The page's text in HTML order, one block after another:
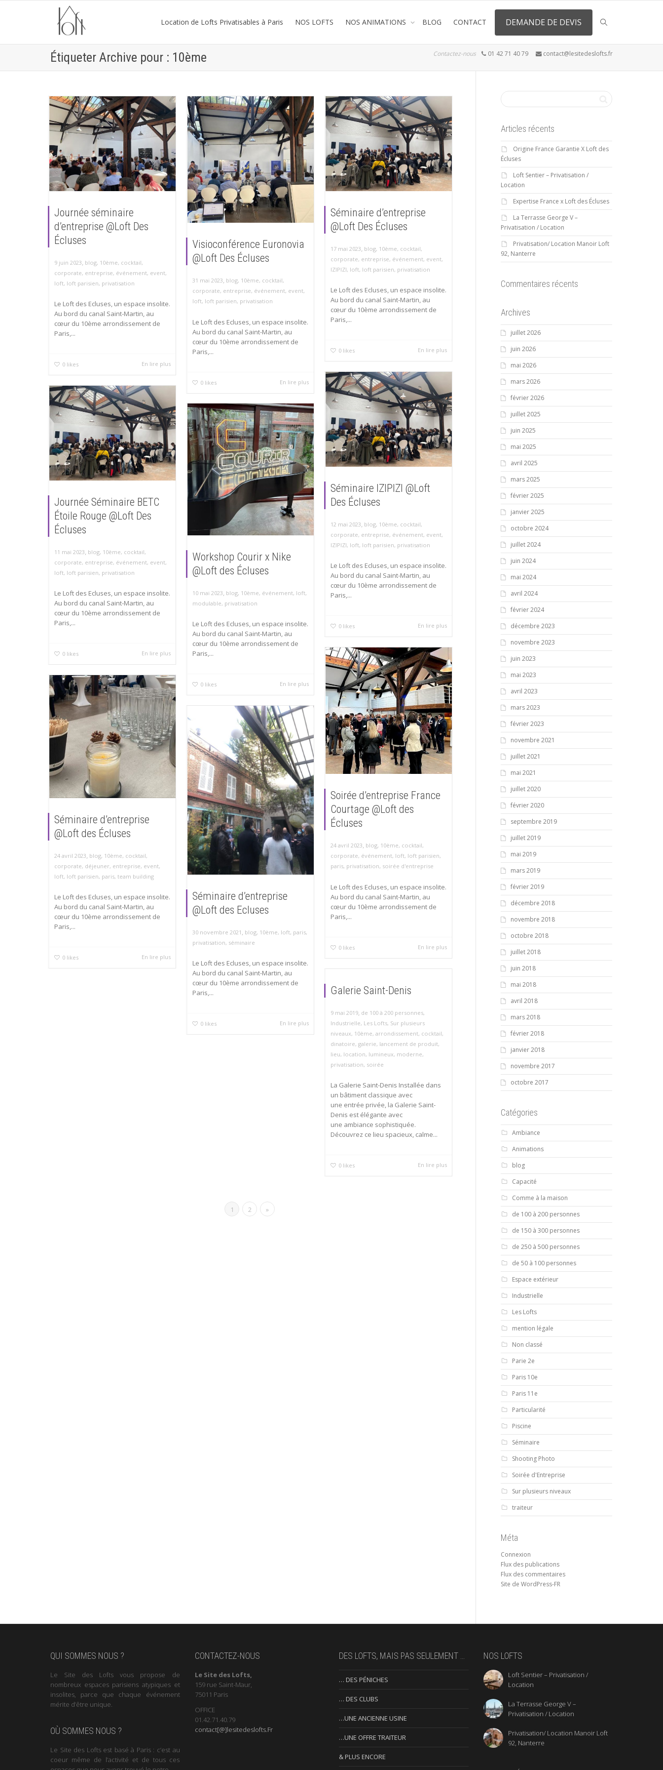
Location de Lofts Privatisables à Paris NOS LOFTS NOS ANIMATIONS BLOG CONTACT DEMANDE DE DEVIS
Étiqueter Archive pour : 10ème Contactez-nous 01 42 71 40 79 contact@lesitedeslofts.fr
Journée séminaire
d’entreprise @Loft Des
Écluses
9 juin 2023, blog, 10ème, cocktail,
corporate, entreprise, événement, event,
loft, loft parisien, privatisation
Le Loft des Ecluses, un espace insolite.
Au bord du canal Saint-Martin, au
cœur du 10ème arrondissement de
Paris,...
0 likes En lire plus
Visioconférence Euronovia
@Loft Des Écluses
31 mai 2023, blog, 10ème, cocktail,
corporate, entreprise, événement, event,
loft, loft parisien, privatisation
Le Loft des Ecluses, un espace insolite.
Au bord du canal Saint-Martin, au
cœur du 10ème arrondissement de
Paris,...
0 likes En lire plus
Séminaire d’entreprise
@Loft Des Écluses
17 mai 2023, blog, 10ème, cocktail,
corporate, entreprise, événement, event,
IZIPIZI, loft, loft parisien, privatisation
Le Loft des Ecluses, un espace insolite.
Au bord du canal Saint-Martin, au
cœur du 10ème arrondissement de
Paris,...
0 likes En lire plus
Séminaire IZIPIZI @Loft
Des Écluses
12 mai 2023, blog, 10ème, cocktail,
corporate, entreprise, événement, event,
IZIPIZI, loft, loft parisien, privatisation
Le Loft des Ecluses, un espace insolite.
Au bord du canal Saint-Martin, au
cœur du 10ème arrondissement de
Paris,...
0 likes En lire plus
Journée Séminaire BETC
Étoile Rouge @Loft Des
Écluses
11 mai 2023, blog, 10ème, cocktail,
corporate, entreprise, événement, event,
loft, loft parisien, privatisation
Le Loft des Ecluses, un espace insolite.
Au bord du canal Saint-Martin, au
cœur du 10ème arrondissement de
Paris,...
0 likes En lire plus
Workshop Courir x Nike
@Loft des Écluses
10 mai 2023, blog, 10ème, événement, loft,
modulable, privatisation
Le Loft des Ecluses, un espace insolite.
Au bord du canal Saint-Martin, au
cœur du 10ème arrondissement de
Paris,...
0 likes En lire plus
Soirée d’entreprise France
Courtage @Loft des
Écluses
24 avril 2023, blog, 10ème, cocktail,
corporate, événement, loft, loft parisien,
paris, privatisation, soirée d'entreprise
Le Loft des Ecluses, un espace insolite.
Au bord du canal Saint-Martin, au
cœur du 10ème arrondissement de
Paris,...
0 likes En lire plus
Séminaire d’entreprise
@Loft des Écluses
24 avril 2023, blog, 10ème, cocktail,
corporate, déjeuner, entreprise, event,
loft, loft parisien, paris, team building
Le Loft des Ecluses, un espace insolite.
Au bord du canal Saint-Martin, au
cœur du 10ème arrondissement de
Paris,...
0 likes En lire plus
Séminaire d’entreprise
@Loft des Ecluses
30 novembre 2021 , blog, 10ème, loft, paris,
privatisation, séminaire
Le Loft des Ecluses, un espace insolite.
Au bord du canal Saint-Martin, au
cœur du 10ème arrondissement de
Paris,...
0 likes En lire plus
Galerie Saint-Denis
9 mai 2019, de 100 à 200 personnes,
Industrielle, Les Lofts, Sur plusieurs
niveaux, 10ème, arrondissement, cocktail,
dinatoire, galerie, lancement de produit,
lieu, location, lumineux, moderne,
privatisation, soirée
La Galerie Saint-Denis Installée dans
un bâtiment classique avec
une entrée privée, la Galerie Saint-
Denis est élégante avec
une ambiance sophistiquée.
Découvrez ce lieu spacieux, calme...
0 likes En lire plus
1 2 »
Articles récents
Origine France Garantie X Loft des
Écluses
Loft Sentier – Privatisation /
Location
Expertise France x Loft des Écluses
La Terrasse George V –
Privatisation / Location
Privatisation/ Location Manoir Loft
92, Nanterre
Commentaires récents
Archives
juillet 2026
juin 2026
mai 2026
mars 2026
février 2026
juillet 2025
juin 2025
mai 2025
avril 2025
mars 2025
février 2025
janvier 2025
octobre 2024
juillet 2024
juin 2024
mai 2024
avril 2024
février 2024
décembre 2023
novembre 2023
juin 2023
mai 2023
avril 2023
mars 2023
février 2023
novembre 2021
juillet 2021
mai 2021
juillet 2020
février 2020
septembre 2019
juillet 2019
mai 2019
mars 2019
février 2019
décembre 2018
novembre 2018
octobre 2018
juillet 2018
juin 2018
mai 2018
avril 2018
mars 2018
février 2018
janvier 2018
novembre 2017
octobre 2017
Catégories
Ambiance
Animations
blog
Capacité
Comme à la maison
de 100 à 200 personnes
de 150 à 300 personnes
de 250 à 500 personnes
de 50 à 100 personnes
Espace extérieur
Industrielle
Les Lofts
mention légale
Non classé
Parie 2e
Paris 10e
Paris 11e
Particularité
Piscine
Séminaire
Shooting Photo
Soirée d'Entreprise
Sur plusieurs niveaux
traiteur
Méta
Connexion
Flux des publications
Flux des commentaires
Site de WordPress-FR
QUI SOMMES NOUS ?
Le Site des Lofts vous propose de
nombreux espaces parisiens atypiques et
insolites, parce que chaque événement
mérite d’être unique.
OÙ SOMMES NOUS ?
Le Site des Lofts est basé à Paris : c’est au
coeur même de l’activité et de tous ces
CONTACTEZ-NOUS
Le Site des Lofts,
159 rue Saint-Maur,
75011 Paris
OFFICE
01.42.71.40.79
contact[@]lesitedeslofts.Fr
DES LOFTS, MAIS PAS SEULEMENT …
… DES PÉNICHES
… DES CLUBS
…UNE ANCIENNE USINE
…UNE OFFRE TRAITEUR
& PLUS ENCORE
NOS LOFTS
Loft Sentier – Privatisation /
Location
La Terrasse George V –
Privatisation / Location
Privatisation/ Location Manoir Loft
92, Nanterre